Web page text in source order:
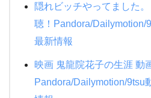
隠れビッチやってました
聴！Pandora/Dailymotion/
最新情報
映画 鬼龍院花子の生涯 動
Pandora/Dailymotion/9tsu